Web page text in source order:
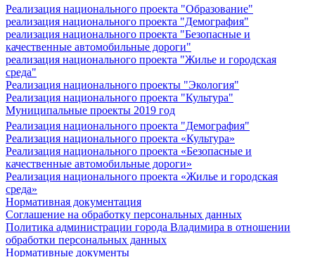
Реализация национального проекта "Образование"
реализация национального проекта "Демография"
реализация национального проекта "Безопасные и
качественные автомобильные дороги"
реализация национального проекта "Жилье и городская
среда"
Реализация национального проекты "Экология"
Реализация национального проекта "Культура"
Муниципальные проекты 2019 год
Реализация национального проекта "Демография"
Реализация национального проекта «Культура»
Реализация национального проекта «Безопасные и
качественные автомобильные дороги»
Реализация национального проекта «Жилье и городская
среда»
Нормативная документация
Соглашение на обработку персональных данных
Политика администрации города Владимира в отношении
обработки персональных данных
Нормативные документы